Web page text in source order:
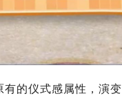
有的仪式感属性，演